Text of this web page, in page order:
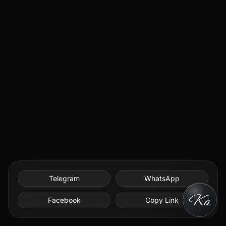
Telegram WhatsApp
Facebook Copy Link